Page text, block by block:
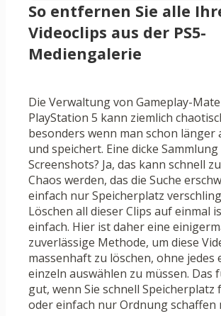
So entfernen Sie alle
Videoclips aus der PS5-
Mediengalerie
Die Verwaltung von Gameplay-
PlayStation 5 kann ziemlich
besonders wenn man schon länger
und speichert. Eine dicke
Screenshots? Ja, das kann schnell
Chaos werden, das die Suche
einfach nur Speicherplatz
Löschen all dieser Clips auf einmal
einfach. Hier ist daher eine
zuverlässige Methode, um diese
massenhaft zu löschen, ohne jedes
einzeln auswählen zu müssen.
gut, wenn Sie schnell Speicherplatz
oder einfach nur Ordnung schaffen